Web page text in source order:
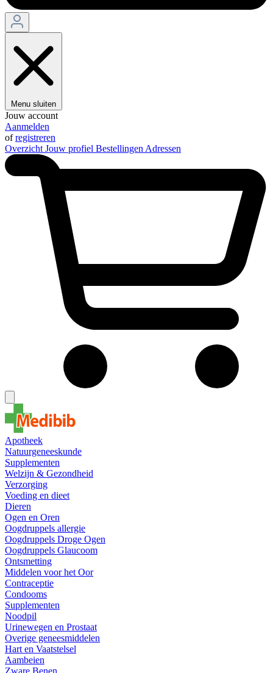
Menu sluiten
Jouw account
Aanmelden
ofregistreren
Overzicht Jouw profiel Bestellingen Adressen
Apotheek
Natuurgeneeskunde
Supplementen
Welzijn & Gezondheid
Verzorging
Voeding en dieet
Dieren
Ogen en Oren
Oogdruppels allergie
Oogdruppels Droge Ogen
Oogdruppels Glaucoom
Ontsmetting
Middelen voor het Oor
Contraceptie
Condooms
Supplementen
Noodpil
Urinewegen en Prostaat
Overige geneesmiddelen
Hart en Vaatstelsel
Aambeien
Zware Benen